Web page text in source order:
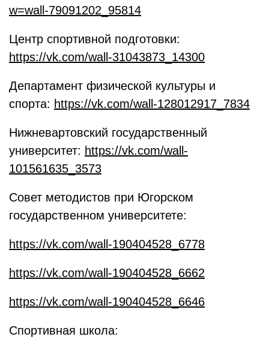
w=wall-79091202_95814
Центр спортивной подготовки:
https://vk.com/wall-31043873_14300
Департамент физической культуры и
спорта: https://vk.com/wall-128012917_7834
Нижневартовский государственный
университет: https://vk.com/wall-
101561635_3573
Совет методистов при Югорском
государственном университете:
https://vk.com/wall-190404528_6778
https://vk.com/wall-190404528_6662
https://vk.com/wall-190404528_6646
Спортивная школа: